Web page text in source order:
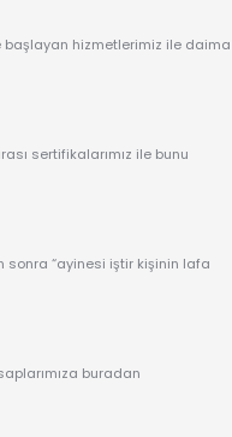
başlayan hizmetlerimiz ile daima
sertifikalarımız ile bunu
“ayinesi iştir kişinin lafa
buradan